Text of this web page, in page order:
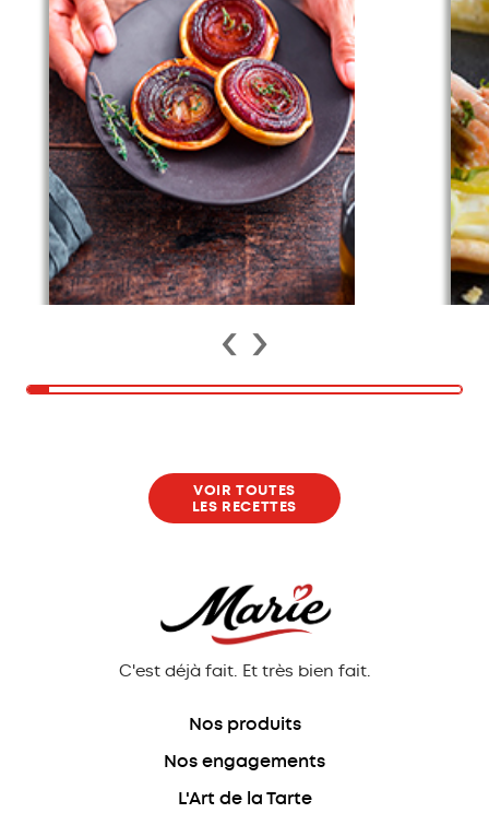
‹ ›
VOIR TOUTES
LES RECETTES
C'est déjà fait. Et très bien fait.
Nos produits
Nos engagements
L'Art de la Tarte